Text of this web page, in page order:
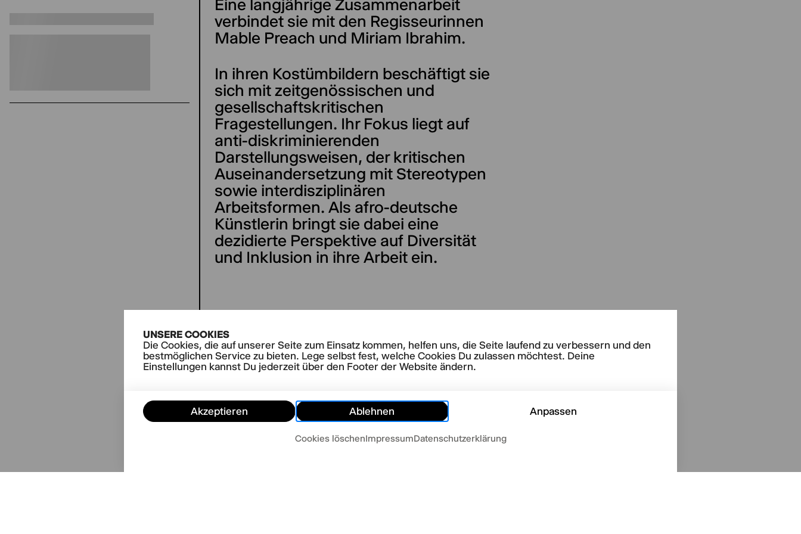
UNSERE COOKIES
Die Cookies, die auf unserer Seite zum Einsatz kommen, helfen uns, die Seite laufend zu verbessern und den
bestmöglichen Service zu bieten. Lege selbst fest, welche Cookies Du zulassen möchtest. Deine
Einstellungen kannst Du jederzeit über den Footer der Website ändern.
Akzeptieren Ablehnen Anpassen
Cookies löschenImpressumDatenschutzerklärung
Eine langjährige Zusammenarbeit
verbindet sie mit den Regisseurinnen
Mable Preach und Miriam Ibrahim.
In ihren Kostümbildern beschäftigt sie
sich mit zeitgenössischen und
gesellschaftskritischen
Fragestellungen. Ihr Fokus liegt auf
anti-diskriminierenden
Darstellungsweisen, der kritischen
Auseinandersetzung mit Stereotypen
sowie interdisziplinären
Arbeitsformen. Als afro-deutsche
Künstlerin bringt sie dabei eine
dezidierte Perspektive auf Diversität
und Inklusion in ihre Arbeit ein.
AKTUELLE STÜCKE
No Body